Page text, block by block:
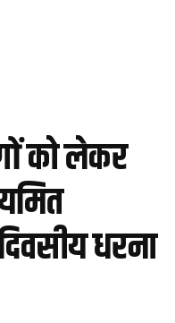
को लेकर
धरना